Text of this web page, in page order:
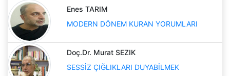
Enes TARIM
MODERN DÖNEM KURAN YORUMLARI
Doç.Dr. Murat SEZIK
SESSİZ ÇIĞLIKLARI DUYABİLMEK